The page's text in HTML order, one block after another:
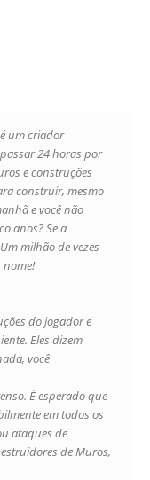
um criador
24 horas por
e construções
construir, mesmo
e você não
anos? Se a
milhão de vezes
nome!
do jogador e
Eles dizem
você
É esperado que
em todos os
ataques de
de Muros,